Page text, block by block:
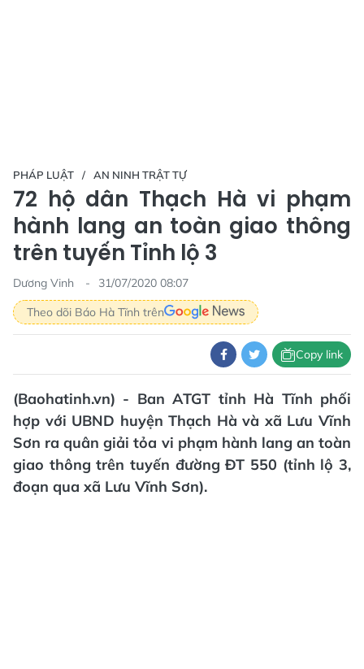
PHÁP LUẬT AN NINH TRẬT TỰ
72 hộ dân Thạch Hà vi phạm
hành lang an toàn giao thông
trên tuyến Tỉnh lộ 3
Dương Vinh
31/07/2020 08:07
Theo dõi Báo Hà Tĩnh trên
Copy link
(Baohatinh.vn) - Ban ATGT tỉnh Hà Tĩnh phối
hợp với UBND huyện Thạch Hà và xã Lưu Vĩnh
Sơn ra quân giải tỏa vi phạm hành lang an toàn
giao thông trên tuyến đường ĐT 550 (tỉnh lộ 3,
đoạn qua xã Lưu Vĩnh Sơn).